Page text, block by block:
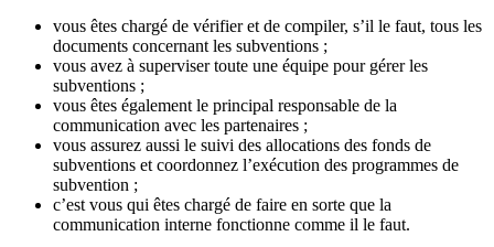
vous êtes chargé de vérifier et de compiler, s’il le faut, tous les
documents concernant les subventions ;
vous avez à superviser toute une équipe pour gérer les
subventions ;
vous êtes également le principal responsable de la
communication avec les partenaires ;
vous assurez aussi le suivi des allocations des fonds de
subventions et coordonnez l’exécution des programmes de
subvention ;
c’est vous qui êtes chargé de faire en sorte que la
communication interne fonctionne comme il le faut.